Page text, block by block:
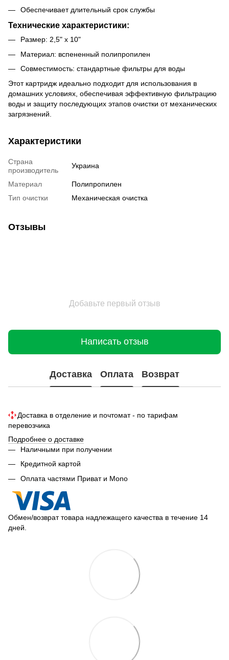
Обеспечивает длительный срок службы
Технические характеристики:
Размер: 2,5" x 10"
Материал: вспененный полипропилен
Совместимость: стандартные фильтры для воды
Этот картридж идеально подходит для использования в
домашних условиях, обеспечивая эффективную фильтрацию
воды и защиту последующих этапов очистки от механических
загрязнений.
Характеристики
Страна
производитель
Украина
Материал
Полипропилен
Тип очистки
Механическая очистка
Отзывы
Добавьте первый отзыв
Написать отзыв
Доставка Оплата Возврат
Доставка в отделение и почтомат - по тарифам
перевозчика
Подробнее о доставке
Наличными при получении
Кредитной картой
Оплата частями Приват и Mono
Обмен/возврат товара надлежащего качества в течение 14
дней.